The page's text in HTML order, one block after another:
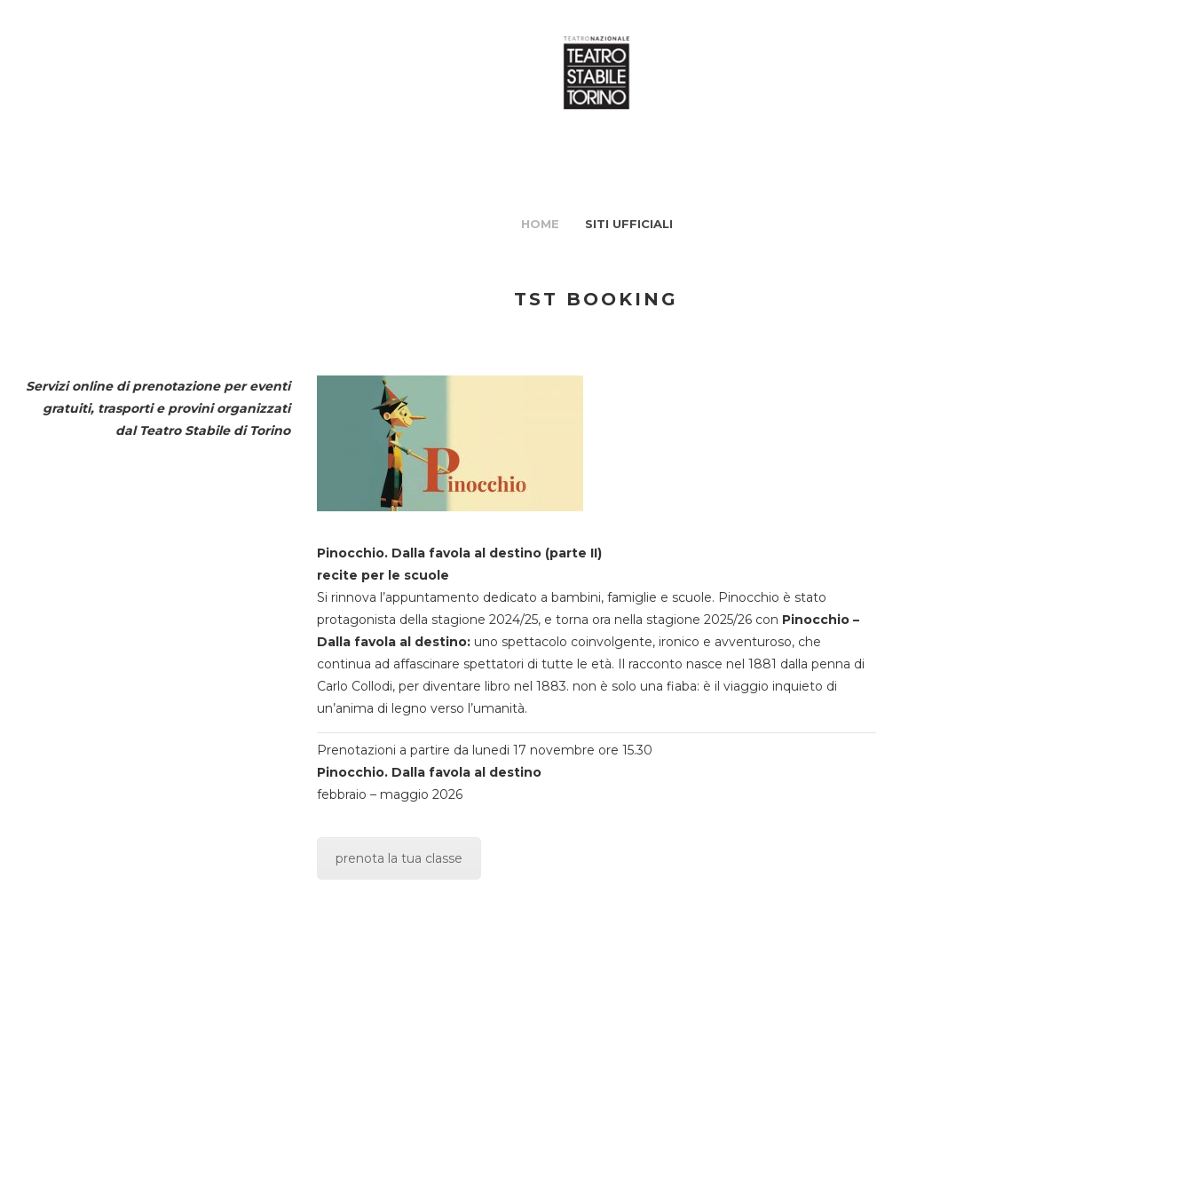
HOME SITI UFFICIALI
TST BOOKING
Servizi online di prenotazione per eventi
gratuiti, trasporti e provini organizzati
dal Teatro Stabile di Torino
Pinocchio. Dalla favola al destino (parte II)
recite per le scuole
Si rinnova l’appuntamento dedicato a bambini, famiglie e scuole. Pinocchio è stato
protagonista della stagione 2024/25, e torna ora nella stagione 2025/26 con Pinocchio –
Dalla favola al destino:uno spettacolo coinvolgente, ironico e avventuroso, che
continua ad affascinare spettatori di tutte le età. Il racconto nasce nel 1881 dalla penna di
Carlo Collodi, per diventare libro nel 1883. non è solo una fiaba: è il viaggio inquieto di
un’anima di legno verso l’umanità.
Prenotazioni a partire da lunedi 17 novembre ore 15.30
Pinocchio. Dalla favola al destino
febbraio – maggio 2026
prenota la tua classe